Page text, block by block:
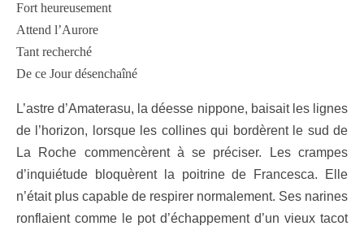
Fort heureusement
Attend l’Aurore
Tant recherché
De ce Jour désenchaîné
L’astre d’Amaterasu, la déesse nippone, baisait les lignes
de l’horizon, lorsque les collines qui bordèrent le sud de
La Roche commencèrent à se préciser. Les crampes
d’inquiétude bloquèrent la poitrine de Francesca. Elle
n’était plus capable de respirer normalement. Ses narines
ronflaient comme le pot d’échappement d’un vieux tacot